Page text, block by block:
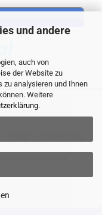
und andere
auch von
der Website zu
zu analysieren und Ihnen
Weitere
.